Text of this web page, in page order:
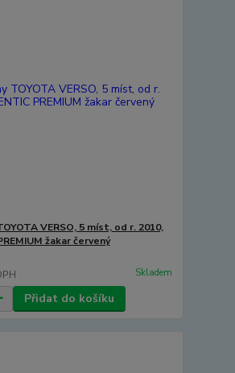
VERSO, 5 míst, od r. 2010,
žakar červený
Skladem
Přidat do košíku